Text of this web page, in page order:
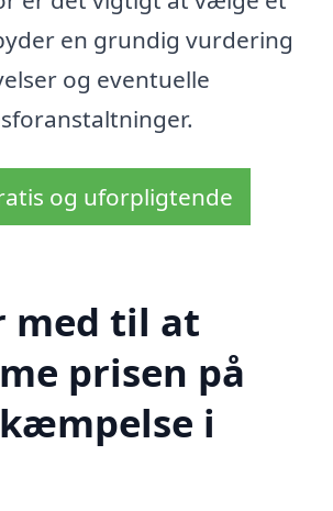
en grundig vurdering
og eventuelle
og uforpligtende
med til at
prisen på
i